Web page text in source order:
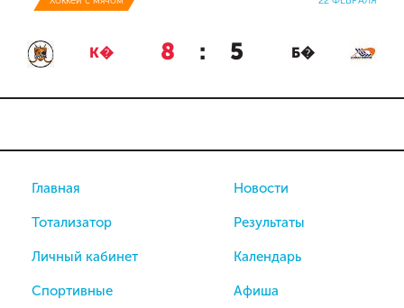
К� 8 : 5 Б�
Главная
Тотализатор
Личный кабинет
Спортивные
Новости
Результаты
Календарь
Афиша